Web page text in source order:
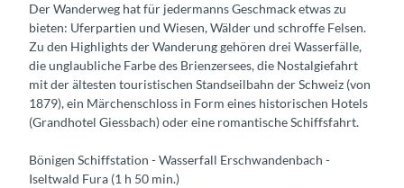
Der Wanderweg hat für jedermanns Geschmack etwas zu
bieten: Uferpartien und Wiesen, Wälder und schroffe Felsen.
Zu den Highlights der Wanderung gehören drei Wasserfälle,
die unglaubliche Farbe des Brienzersees, die Nostalgiefahrt
mit der ältesten touristischen Standseilbahn der Schweiz (von
1879), ein Märchenschloss in Form eines historischen Hotels
(Grandhotel Giessbach) oder eine romantische Schiffsfahrt.
Bönigen Schiffstation - Wasserfall Erschwandenbach -
Iseltwald Fura (1 h 50 min.)